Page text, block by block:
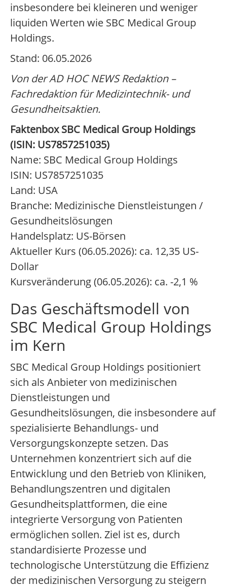
insbesondere bei kleineren und weniger
liquiden Werten wie SBC Medical Group
Holdings.
Stand: 06.05.2026
Von der AD HOC NEWS Redaktion –
Fachredaktion für Medizintechnik- und
Gesundheitsaktien.
Faktenbox SBC Medical Group Holdings
(ISIN: US7857251035)
Name: SBC Medical Group Holdings
ISIN: US7857251035
Land: USA
Branche: Medizinische Dienstleistungen /
Gesundheitslösungen
Handelsplatz: US-Börsen
Aktueller Kurs (06.05.2026): ca. 12,35 US-
Dollar
Kursveränderung (06.05.2026): ca. -2,1 %
Das Geschäftsmodell von
SBC Medical Group Holdings
im Kern
SBC Medical Group Holdings positioniert
sich als Anbieter von medizinischen
Dienstleistungen und
Gesundheitslösungen, die insbesondere auf
spezialisierte Behandlungs- und
Versorgungskonzepte setzen. Das
Unternehmen konzentriert sich auf die
Entwicklung und den Betrieb von Kliniken,
Behandlungszentren und digitalen
Gesundheitsplattformen, die eine
integrierte Versorgung von Patienten
ermöglichen sollen. Ziel ist es, durch
standardisierte Prozesse und
technologische Unterstützung die Effizienz
der medizinischen Versorgung zu steigern